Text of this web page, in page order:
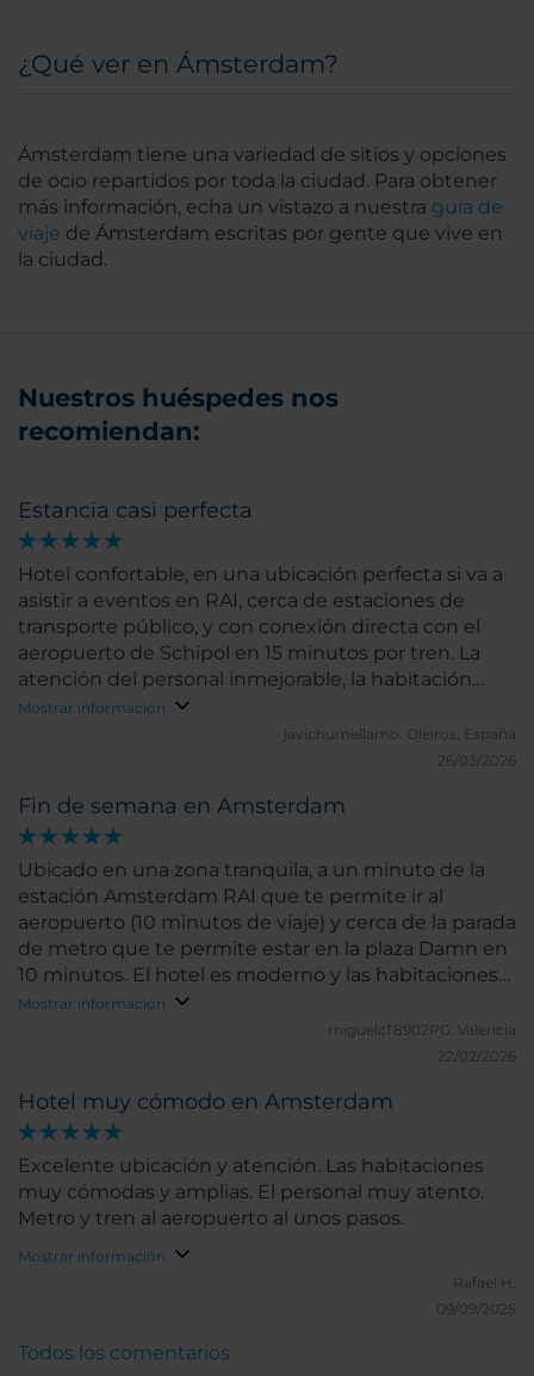
¿Qué ver en Ámsterdam?
Ámsterdam tiene una variedad de sitios y opciones
de ocio repartidos por toda la ciudad. Para obtener
más información, echa un vistazo a nuestra guía de
viaje de Ámsterdam escritas por gente que vive en
la ciudad.
Nuestros huéspedes nos
recomiendan:
Estancia casi perfecta
Hotel confortable, en una ubicación perfecta si va a
asistir a eventos en RAI, cerca de estaciones de
transporte público, y con conexión directa con el
aeropuerto de Schipol en 15 minutos por tren. La
atención del personal inmejorable, la habitación
confortable y amplia, el desayuno muy variado, la
conexión a internet funciona bien....Si queremos
ponerle algún pero, es que en el desayuno no había
un 10
Mostrar información
javichumellamo. Oleiros, España
26/03/2026
Fin de semana en Amsterdam
Ubicado en una zona tranquila, a un minuto de la
estación Amsterdam RAI que te permite ir al
aeropuerto (10 minutos de viaje) y cerca de la parada
de metro que te permite estar en la plaza Damn en
10 minutos. El hotel es moderno y las habitaciones
tienen todo lo necesario y están limpias. Es una
buena opción para hospedarse en Amsterdam a un
precio “contenido” para lo que es la ciudad (muy
Mostrar información
miguelcT8902PG. Valencia
22/02/2026
Hotel muy cómodo en Amsterdam
Excelente ubicación y atención. Las habitaciones
muy cómodas y amplias. El personal muy atento.
Metro y tren al aeropuerto al unos pasos.
Mostrar información
Rafael H.
09/09/2025
Todos los comentarios